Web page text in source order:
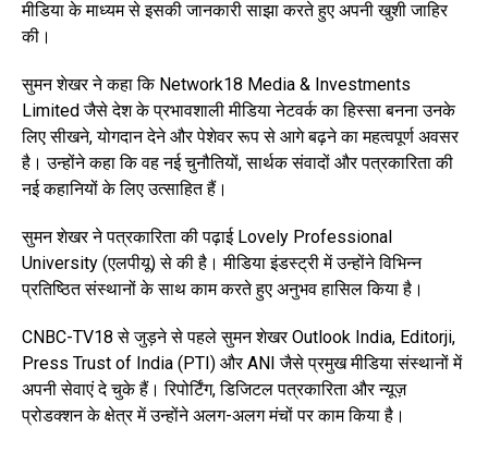
मीडिया के माध्यम से इसकी जानकारी साझा करते हुए अपनी खुशी जाहिर
की।
सुमन शेखर ने कहा कि Network18 Media & Investments
Limited जैसे देश के प्रभावशाली मीडिया नेटवर्क का हिस्सा बनना उनके
लिए सीखने, योगदान देने और पेशेवर रूप से आगे बढ़ने का महत्वपूर्ण अवसर
है। उन्होंने कहा कि वह नई चुनौतियों, सार्थक संवादों और पत्रकारिता की
नई कहानियों के लिए उत्साहित हैं।
सुमन शेखर ने पत्रकारिता की पढ़ाई Lovely Professional
University (एलपीयू) से की है। मीडिया इंडस्ट्री में उन्होंने विभिन्न
प्रतिष्ठित संस्थानों के साथ काम करते हुए अनुभव हासिल किया है।
CNBC-TV18 से जुड़ने से पहले सुमन शेखर Outlook India, Editorji,
Press Trust of India (PTI) और ANI जैसे प्रमुख मीडिया संस्थानों में
अपनी सेवाएं दे चुके हैं। रिपोर्टिंग, डिजिटल पत्रकारिता और न्यूज़
प्रोडक्शन के क्षेत्र में उन्होंने अलग-अलग मंचों पर काम किया है।